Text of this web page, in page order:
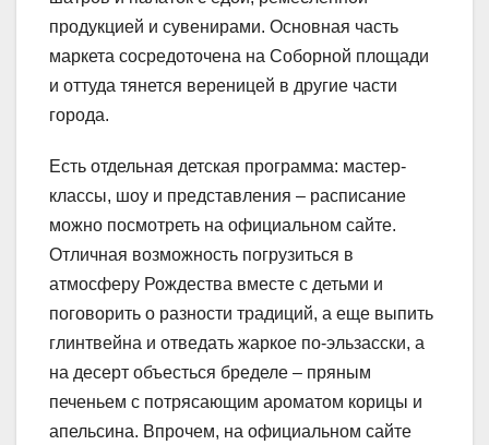
продукцией и сувенирами. Основная часть
маркета сосредоточена на Соборной площади
и оттуда тянется вереницей в другие части
города.
Есть отдельная детская программа: мастер-
классы, шоу и представления – расписание
можно посмотреть на официальном сайте.
Отличная возможность погрузиться в
атмосферу Рождества вместе с детьми и
поговорить о разности традиций, а еще выпить
глинтвейна и отведать жаркое по-эльзасски, а
на десерт объесться бределе – пряным
печеньем с потрясающим ароматом корицы и
апельсина. Впрочем, на официальном сайте